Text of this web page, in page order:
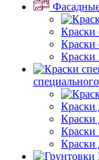
Краски
Краски
Краски
Краски
Краски
Краски
Краски